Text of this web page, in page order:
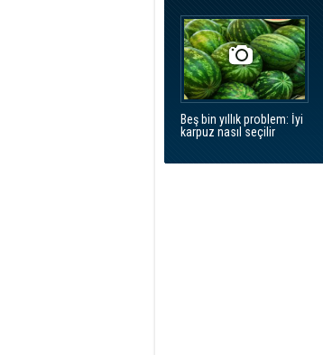
Beş bin yıllık problem: İyi
karpuz nasıl seçilir